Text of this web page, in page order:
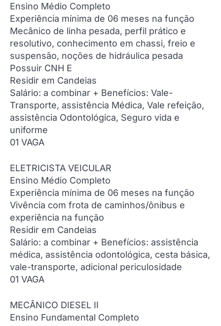
Ensino Médio Completo
Experiência mínima de 06 meses na função
Mecânico de linha pesada, perfil prático e
resolutivo, conhecimento em chassi, freio e
suspensão, noções de hidráulica pesada
Possuir CNH E
Residir em Candeias
Salário: a combinar + Benefícios: Vale-
Transporte, assistência Médica, Vale refeição,
assistência Odontológica, Seguro vida e
uniforme
01 VAGA
ELETRICISTA VEICULAR
Ensino Médio Completo
Experiência mínima de 06 meses na função
Vivência com frota de caminhos/ônibus e
experiência na função
Residir em Candeias
Salário: a combinar + Benefícios: assistência
médica, assistência odontológica, cesta básica,
vale-transporte, adicional periculosidade
01 VAGA
MECÂNICO DIESEL II
Ensino Fundamental Completo